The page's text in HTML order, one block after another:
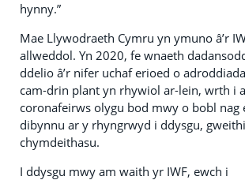
hynny.”
Mae Llywodraeth Cymru yn ymuno â’r
allweddol. Yn 2020, fe wnaeth
ddelio â’r nifer uchaf erioed o
cam-drin plant yn rhywiol ar-lein, wrth i
coronafeirws olygu bod mwy o bobl nag
dibynnu ar y rhyngrwyd i ddysgu,
chymdeithasu.
I ddysgu mwy am waith yr IWF, ewch i